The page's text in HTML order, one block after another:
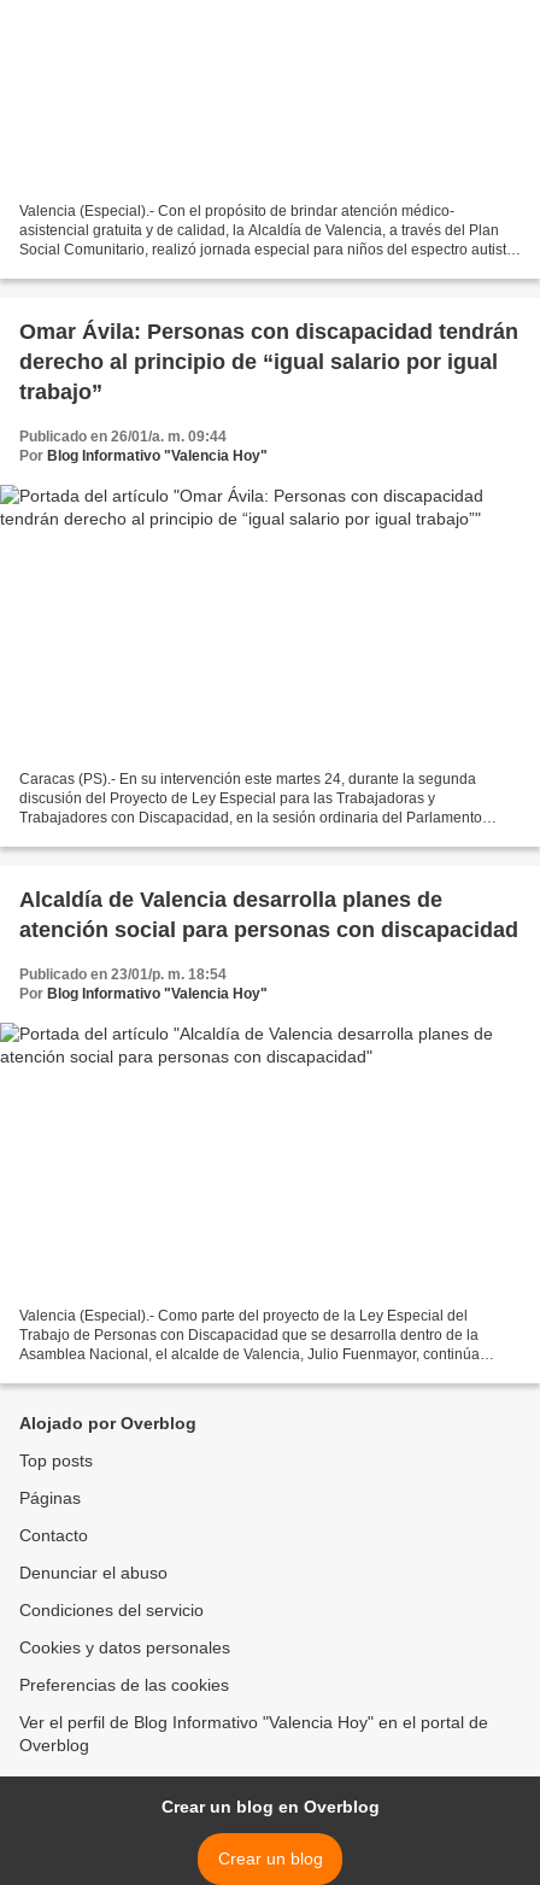
Valencia (Especial).- Con el propósito de brindar atención médico-
asistencial gratuita y de calidad, la Alcaldía de Valencia, a través del Plan
Social Comunitario, realizó jornada especial para niños del espectro autista,
Omar Ávila: Personas con discapacidad tendrán
derecho al principio de “igual salario por igual
trabajo”
Publicado en 26/01/a. m. 09:44
Por Blog Informativo "Valencia Hoy"
Caracas (PS).- En su intervención este martes 24, durante la segunda
discusión del Proyecto de Ley Especial para las Trabajadoras y
Trabajadores con Discapacidad, en la sesión ordinaria del Parlamento
Alcaldía de Valencia desarrolla planes de
atención social para personas con discapacidad
Publicado en 23/01/p. m. 18:54
Por Blog Informativo "Valencia Hoy"
Valencia (Especial).- Como parte del proyecto de la Ley Especial del
Trabajo de Personas con Discapacidad que se desarrolla dentro de la
Asamblea Nacional, el alcalde de Valencia, Julio Fuenmayor, continúa
Alojado por Overblog
Top posts
Páginas
Contacto
Denunciar el abuso
Condiciones del servicio
Cookies y datos personales
Preferencias de las cookies
Ver el perfil de Blog Informativo "Valencia Hoy" en el portal de
Overblog
Crear un blog en Overblog
Crear un blog